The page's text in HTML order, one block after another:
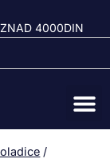
4000DIN
/